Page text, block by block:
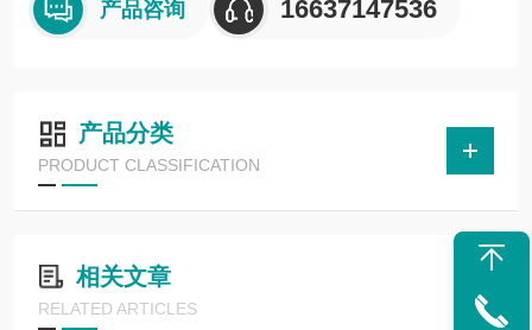
产品咨询 16637147536
产品分类
PRODUCT CLASSIFICATION
相关文章
RELATED ARTICLES